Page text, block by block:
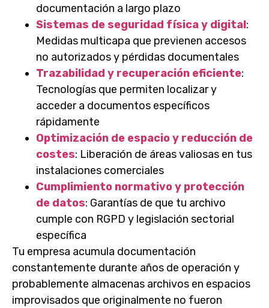
documentación a largo plazo
Sistemas de seguridad física y digital:
Medidas multicapa que previenen accesos
no autorizados y pérdidas documentales
Trazabilidad y recuperación eficiente:
Tecnologías que permiten localizar y
acceder a documentos específicos
rápidamente
Optimización de espacio y reducción de
costes: Liberación de áreas valiosas en tus
instalaciones comerciales
Cumplimiento normativo y protección
de datos: Garantías de que tu archivo
cumple con RGPD y legislación sectorial
específica
Tu empresa acumula documentación
constantemente durante años de operación y
probablemente almacenas archivos en espacios
improvisados que originalmente no fueron